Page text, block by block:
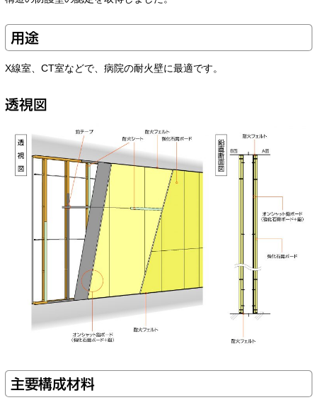
用途
X線室、CT室などで、病院の耐火壁に最適です。
透視図
主要構成材料